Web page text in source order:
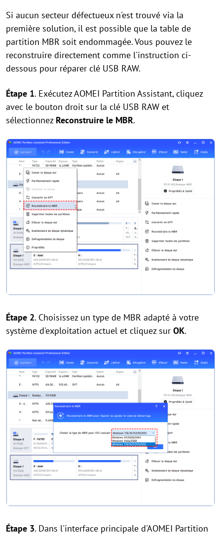
Si aucun secteur défectueux n'est trouvé via la
première solution, il est possible que la table de
partition MBR soit endommagée. Vous pouvez le
reconstruire directement comme l'instruction ci-
dessous pour réparer clé USB RAW.
Étape 1. Exécutez AOMEI Partition Assistant, cliquez
avec le bouton droit sur la clé USB RAW et
sélectionnez Reconstruire le MBR.
Étape 2. Choisissez un type de MBR adapté à votre
système d'exploitation actuel et cliquez sur OK.
Étape 3. Dans l'interface principale d'AOMEI Partition